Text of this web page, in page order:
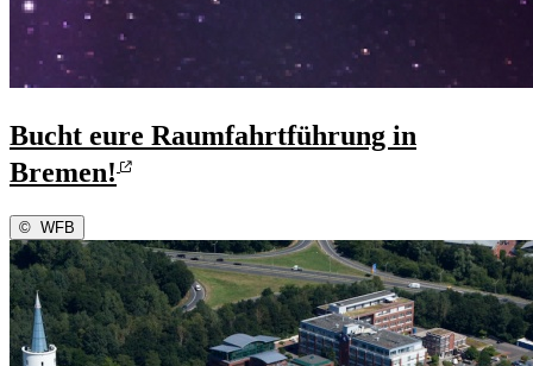
Bucht eure Raumfahrtführung in
Bremen!
© WFB